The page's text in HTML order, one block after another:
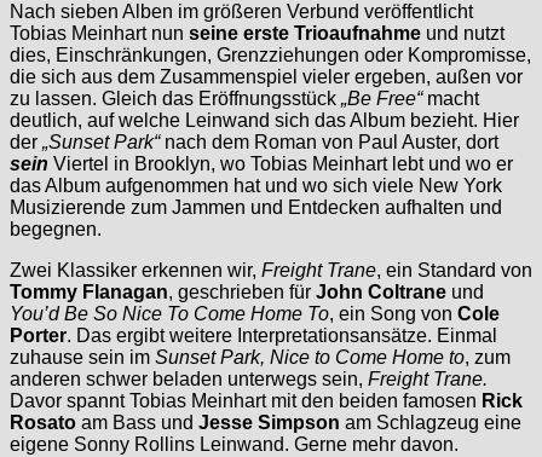
Nach sieben Alben im größeren Verbund veröffentlicht
Tobias Meinhart nun seine erste Trioaufnahme und nutzt
dies, Einschränkungen, Grenzziehungen oder Kompromisse,
die sich aus dem Zusammenspiel vieler ergeben, außen vor
zu lassen. Gleich das Eröffnungsstück „Be Free“ macht
deutlich, auf welche Leinwand sich das Album bezieht. Hier
der „Sunset Park“nach dem Roman von Paul Auster, dort
sein Viertel in Brooklyn, wo Tobias Meinhart lebt und wo er
das Album aufgenommen hat und wo sich viele New York
Musizierende zum Jammen und Entdecken aufhalten und
begegnen.
Zwei Klassiker erkennen wir, Freight Trane, ein Standard von
Tommy Flanagan, geschrieben für John Coltrane und
You’d Be So Nice To Come Home To, ein Song von Cole
Porter. Das ergibt weitere Interpretationsansätze. Einmal
zuhause sein im Sunset Park, Nice to Come Home to, zum
anderen schwer beladen unterwegs sein, Freight Trane.
Davor spannt Tobias Meinhart mit den beiden famosen Rick
Rosato am Bass und Jesse Simpson am Schlagzeug eine
eigene Sonny Rollins Leinwand. Gerne mehr davon.